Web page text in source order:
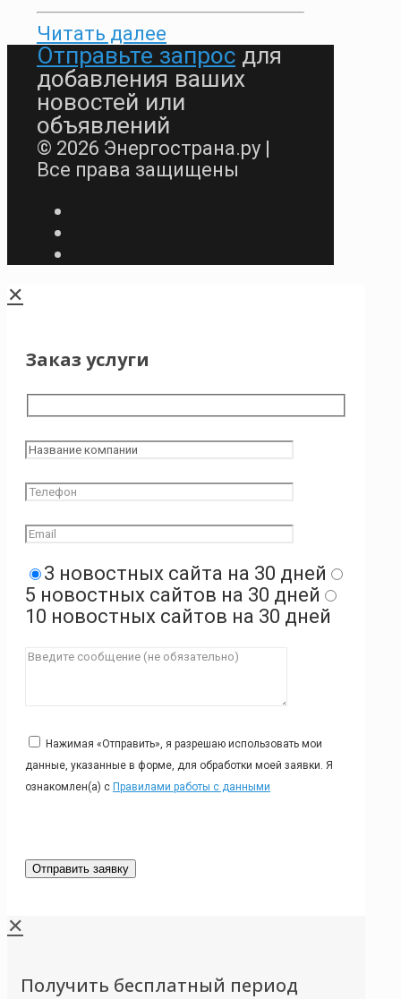
Читать далее
Отправьте запрос для
добавления ваших
новостей или
объявлений
© 2026 Энергострана.ру |
Все права защищены
✕
Заказ услуги
3 новостных сайта на 30 дней
5 новостных сайтов на 30 дней
10 новостных сайтов на 30 дней
Нажимая «Отправить», я разрешаю использовать мои
данные, указанные в форме, для обработки моей заявки. Я
ознакомлен(а) с Правилами работы с данными
✕
Получить бесплатный период